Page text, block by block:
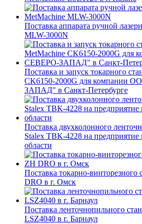
Поставка аппарата ручной
MLW-3000N
Поставка и запуск токарного
CK6150-2000G для компании
ЗАПАД" в Санкт-Петербурге
Поставка двухколонного
Stalex TBK-4228 на
области
Поставка токарно-винторезного
DRO в г. Омск
Поставка ленточнопильного
LSZ4040 в г. Барнаул